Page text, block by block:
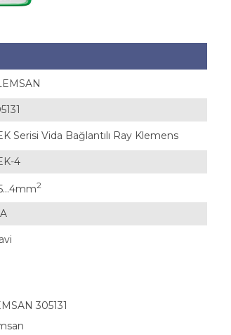
Serisi Vida Bağlantılı Ray Klemens
4
2
305131